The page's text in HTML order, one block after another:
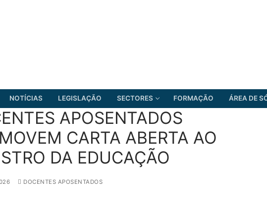
NOTÍCIAS LEGISLAÇÃO SECTORES FORMAÇÃO ÁREA DE
FRENTE COMUM
APOSENTADOS
CARTA ABERTA AO
DA EDUCAÇÃO
DOCENTES APOSENTADOS